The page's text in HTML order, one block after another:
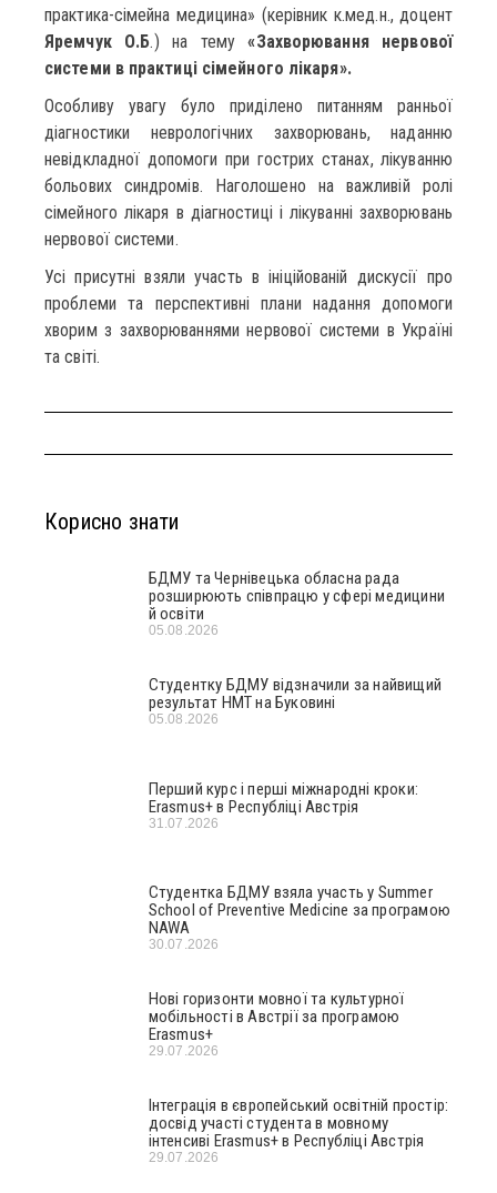
практика-сімейна медицина» (керівник к.мед.н., доцент
Яремчук О.Б.) на тему«Захворювання нервової
системи в практиці сімейного лікаря».
Особливу увагу було приділено питанням ранньої
діагностики неврологічних захворювань, наданню
невідкладної допомоги при гострих станах, лікуванню
больових синдромів. Наголошено на важливій ролі
сімейного лікаря в діагностиці і лікуванні захворювань
нервової системи.
Усі присутні взяли участь в ініційованій дискусії про
проблеми та перспективні плани надання допомоги
хворим з захворюваннями нервової системи в Україні
та світі.
Корисно знати
БДМУ та Чернівецька обласна рада
розширюють співпрацю у сфері медицини
й освіти
05.08.2026
Студентку БДМУ відзначили за найвищий
результат НМТ на Буковині
05.08.2026
Перший курс і перші міжнародні кроки:
Erasmus+ в Республіці Австрія
31.07.2026
Студентка БДМУ взяла участь у Summer
School of Preventive Medicine за програмою
NAWA
30.07.2026
Нові горизонти мовної та культурної
мобільності в Австрії за програмою
Erasmus+
29.07.2026
Інтеграція в європейський освітній простір:
досвід участі студента в мовному
інтенсиві Erasmus+ в Республіці Австрія
29.07.2026